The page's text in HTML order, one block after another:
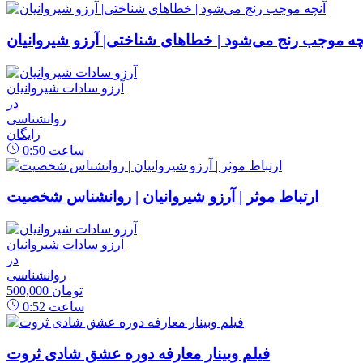
موجب رنج می‌شود | خطاهای شناختی| آرزو شیروانیان
آرزو سادات شیروانیان
در
روانشناسی
رایگان
0:50 ساعت
ارتباط موثر | آرزو شیروانیان | روانشناس شخصیت
آرزو سادات شیروانیان
در
روانشناسی
500,000 تومان
0:52 ساعت
فیلم وبینار معارفه دوره عشق شادی ثروت